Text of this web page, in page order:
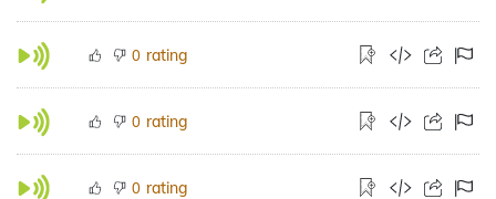
0 rating
0 rating
0 rating